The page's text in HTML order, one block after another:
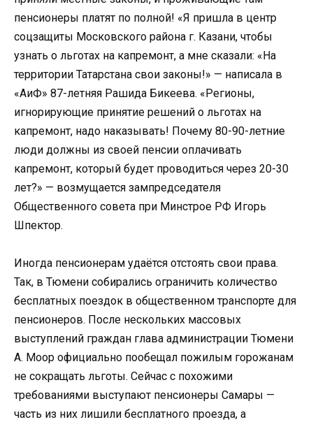
пенсионеры платят по полной! «Я пришла в центр
соцзащиты Московского района г. Казани, чтобы
узнать о льготах на капремонт, а мне сказали: «На
территории Татарстана свои законы!» — написала в
«АиФ» 87-летняя Рашида Бикеева. «Регионы,
игнорирующие принятие решений о льготах на
капремонт, надо наказывать! Почему 80-90-летние
люди должны из своей пенсии оплачивать
капремонт, который будет проводиться через 20-30
лет?» — возмущается зампредседателя
Общественного совета при Минстрое РФ Игорь
Шпектор.
Иногда пенсионерам удаётся отстоять свои права.
Так, в Тюмени собирались ограничить количество
бесплатных поездок в общественном транспорте для
пенсионеров. После нескольких массовых
выступлений граждан глава администрации Тюмени
А. Моор официально пообещал пожилым горожанам
не сокращать льготы. Сейчас с похожими
требованиями выступают пенсионеры Самары —
часть из них лишили бесплатного проезда, а